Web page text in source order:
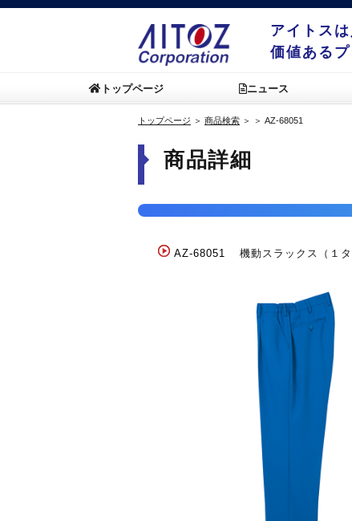
アイトス
価値ある
トップページ ニュース
トップページ ＞ 商品検索 ＞ ＞ AZ-68051
商品詳細
AZ-68051 機動スラックス（１